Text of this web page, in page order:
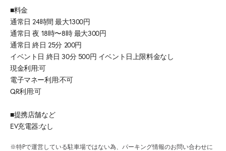
■料金
通常日 24時間 最大1300円
通常日 夜 18時〜8時 最大300円
通常日 終日 25分 200円
イベント日 終日 30分 500円 イベント日上限料金なし
現金利用:可
電子マネー利用:不可
QR利用:可
■提携店舗など
EV充電器:なし
※特Pで運営している駐車場ではない為、パーキング情報のお問い合わせに